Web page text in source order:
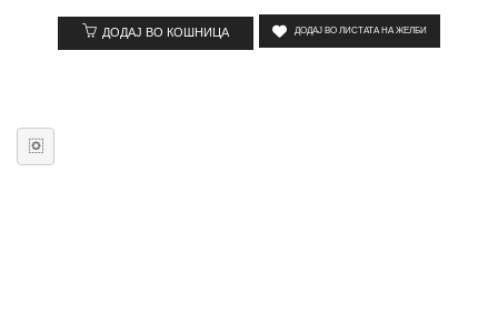
ДОДАЈ ВО КОШНИЦА ДОДАЈ ВО ЛИСТАТА НА ЖЕЛБИ